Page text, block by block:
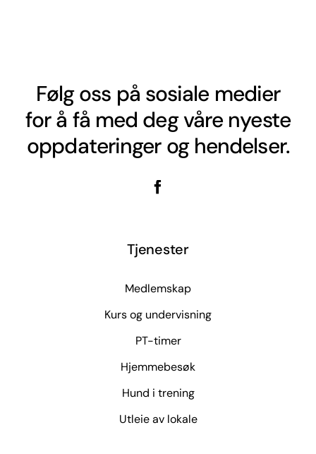
Følg oss på sosiale medier
for å få med deg våre nyeste
oppdateringer og hendelser.
Tjenester
Medlemskap
Kurs og undervisning
PT-timer
Hjemmebesøk
Hund i trening
Utleie av lokale